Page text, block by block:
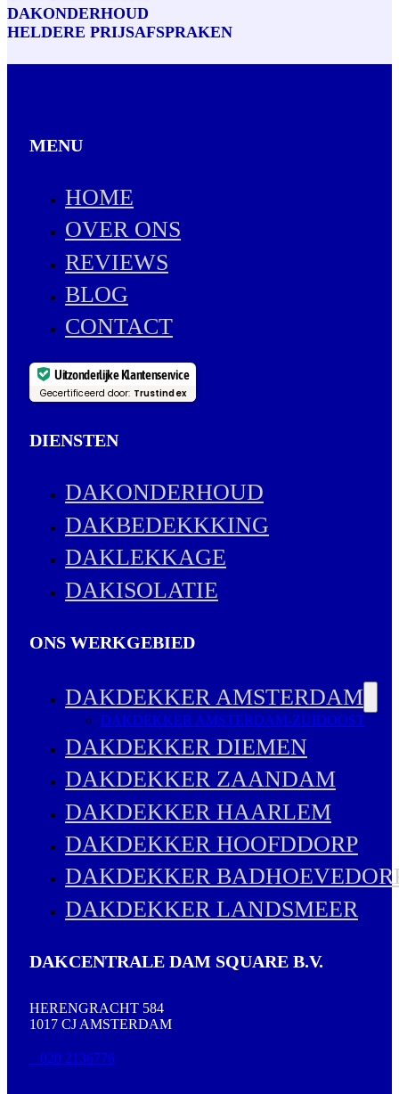
DAKONDERHOUD
HELDERE PRIJSAFSPRAKEN
MENU
HOME
OVER ONS
REVIEWS
BLOG
CONTACT
Uitzonderlijke Klantenservice
Gecertificeerd door: Trustindex
DIENSTEN
DAKONDERHOUD
DAKBEDEKKKING
DAKLEKKAGE
DAKISOLATIE
ONS WERKGEBIED
DAKDEKKER AMSTERDAM
DAKDEKKER AMSTERDAM-ZUIDOOST
DAKDEKKER DIEMEN
DAKDEKKER ZAANDAM
DAKDEKKER HAARLEM
DAKDEKKER HOOFDDORP
DAKDEKKER
DAKDEKKER LANDSMEER
DAKCENTRALE DAM SQUARE B.V.
HERENGRACHT 584
1017 CJ AMSTERDAM
020 2136776